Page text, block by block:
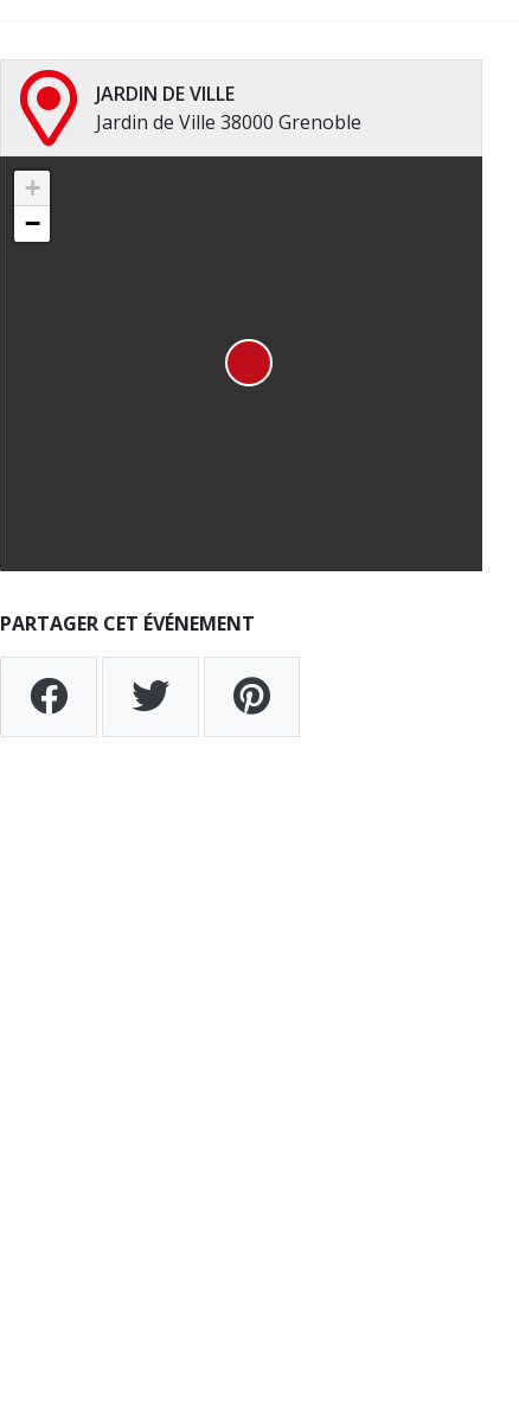
JARDIN DE VILLE
Jardin de Ville 38000 Grenoble
+
−
PARTAGER CET ÉVÉNEMENT